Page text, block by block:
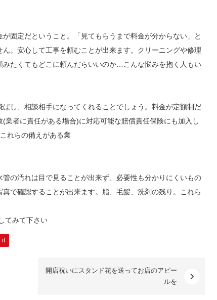
固定だということ。「見てもらうまで料金が分からない」と
。安心して工事を頼むことが出来ます。クリーニングや修理
たくてもどこに頼んだらいいのか…こんな悩みを抱く人もい
し、相談相手になってくれることでしょう。料金が定額制だ
者に責任がある場合)に対応可能な賠償責任保険にも加入し
れらの備えがある業
の汚れは目で見ることが出来ず、必要性も分かりにくいもの
で確認することが出来ます。脂、毛髪、洗剤の残り。これら
てみて下さい
it
開店祝いにスタンド花を送ってお店のアピー
ルを